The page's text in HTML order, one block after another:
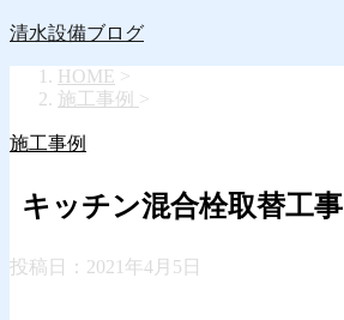
清水設備ブログ
HOME >
施工事例 >
施工事例
キッチン混合栓取替工事
投稿日： 2021年4月5日